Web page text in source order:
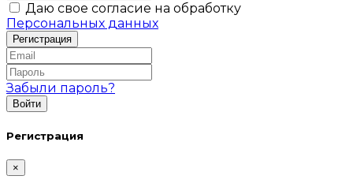
Даю свое согласие на обработку
Персональных данных
Забыли пароль?
Регистрация
×